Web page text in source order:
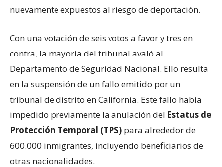
nuevamente expuestos al riesgo de deportación.
Con una votación de seis votos a favor y tres en
contra, la mayoría del tribunal avaló al
Departamento de Seguridad Nacional. Ello resulta
en la suspensión de un fallo emitido por un
tribunal de distrito en California. Este fallo había
impedido previamente la anulación del Estatus de
Protección Temporal (TPS) para alrededor de
600.000 inmigrantes, incluyendo beneficiarios de
otras nacionalidades.